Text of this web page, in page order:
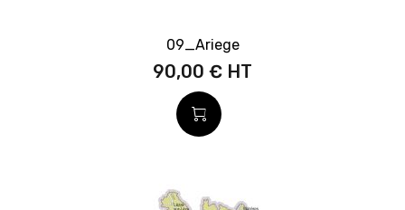
09_Ariege
90,00 €